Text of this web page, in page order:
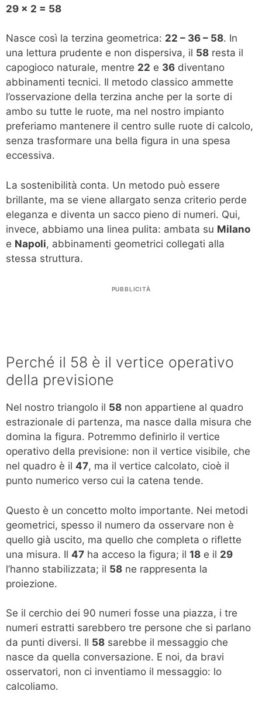
29 x 2 = 58
Nasce così la terzina geometrica: 22 – 36 – 58. In
una lettura prudente e non dispersiva, il 58 resta il
capogioco naturale, mentre 22 e 36 diventano
abbinamenti tecnici. Il metodo classico ammette
l’osservazione della terzina anche per la sorte di
ambo su tutte le ruote, ma nel nostro impianto
preferiamo mantenere il centro sulle ruote di calcolo,
senza trasformare una bella figura in una spesa
eccessiva.
La sostenibilità conta. Un metodo può essere
brillante, ma se viene allargato senza criterio perde
eleganza e diventa un sacco pieno di numeri. Qui,
invece, abbiamo una linea pulita: ambata su Milano
e Napoli, abbinamenti geometrici collegati alla
stessa struttura.
PUBBLICITÀ
Perché il 58 è il vertice operativo
della previsione
Nel nostro triangolo il 58 non appartiene al quadro
estrazionale di partenza, ma nasce dalla misura che
domina la figura. Potremmo definirlo il vertice
operativo della previsione: non il vertice visibile, che
nel quadro è il 47, ma il vertice calcolato, cioè il
punto numerico verso cui la catena tende.
Questo è un concetto molto importante. Nei metodi
geometrici, spesso il numero da osservare non è
quello già uscito, ma quello che completa o riflette
una misura. Il 47 ha acceso la figura; il 18 e il 29
l’hanno stabilizzata; il 58 ne rappresenta la
proiezione.
Se il cerchio dei 90 numeri fosse una piazza, i tre
numeri estratti sarebbero tre persone che si parlano
da punti diversi. Il 58 sarebbe il messaggio che
nasce da quella conversazione. E noi, da bravi
osservatori, non ci inventiamo il messaggio: lo
calcoliamo.